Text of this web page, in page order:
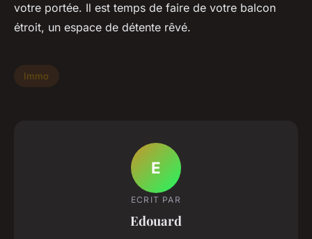
votre portée. Il est temps de faire de votre balcon
étroit, un espace de détente rêvé.
Immo
E
ECRIT PAR
Edouard